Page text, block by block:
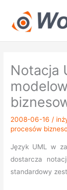
treści
Notacja
2008-06-16/
procesów
Język UML w
dostarcza
standardowy